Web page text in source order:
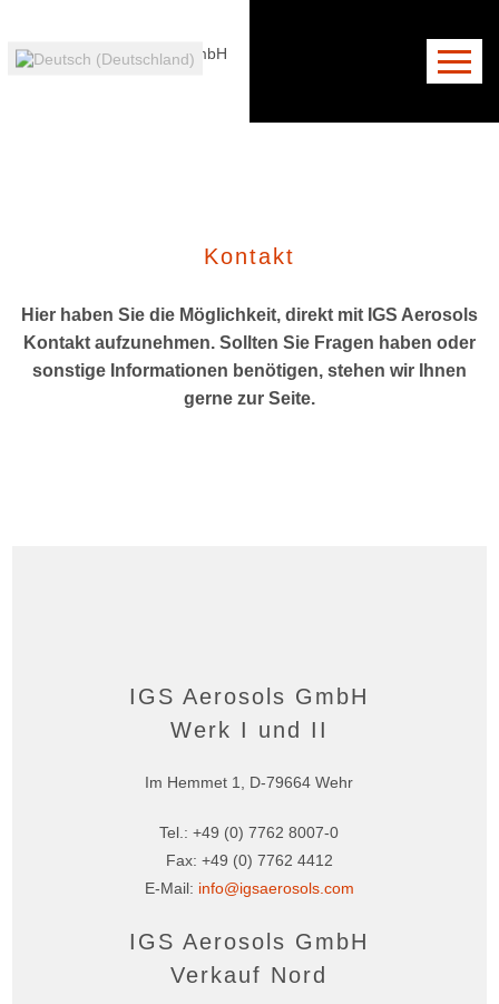
Unternehmen
Pharmazeutische
Kontakt
Hier haben Sie die Möglichkeit, direkt mit IGS Aerosols
Kontakt aufzunehmen. Sollten Sie Fragen haben oder
sonstige Informationen benötigen, stehen wir Ihnen
gerne zur Seite.
IGS Aerosols GmbH
Werk I und II
Im Hemmet 1, D-79664 Wehr
Tel.:+49 (0) 7762 8007-0
Fax: +49 (0) 7762 4412
E-Mail: info@igsaerosols.com
IGS Aerosols GmbH
Verkauf Nord